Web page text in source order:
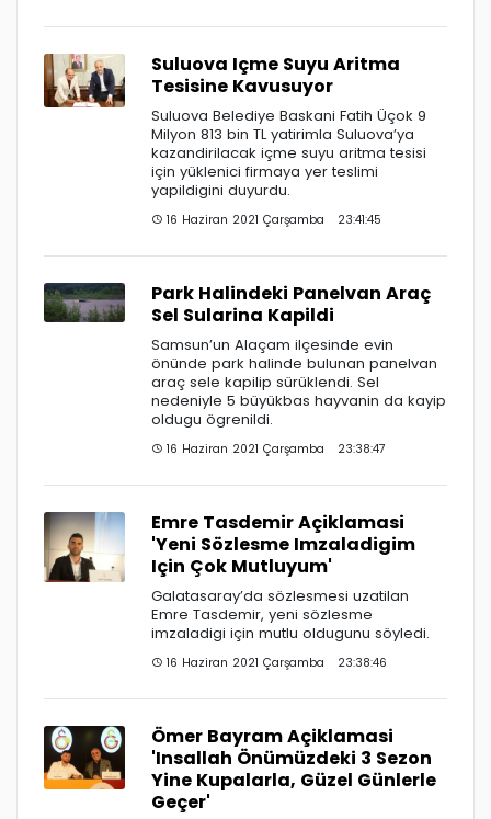
Suluova Içme Suyu Aritma
Tesisine Kavusuyor
Suluova Belediye Baskani Fatih Üçok 9
Milyon 813 bin TL yatirimla Suluova’ya
kazandirilacak içme suyu aritma tesisi
için yüklenici firmaya yer teslimi
yapildigini duyurdu.
16 Haziran 2021 Çarşamba 23:41:45
Park Halindeki Panelvan Araç
Sel Sularina Kapildi
Samsun’un Alaçam ilçesinde evin
önünde park halinde bulunan panelvan
araç sele kapilip sürüklendi. Sel
nedeniyle 5 büyükbas hayvanin da kayip
oldugu ögrenildi.
16 Haziran 2021 Çarşamba 23:38:47
Emre Tasdemir Açiklamasi
'Yeni Sözlesme Imzaladigim
Için Çok Mutluyum'
Galatasaray’da sözlesmesi uzatilan
Emre Tasdemir, yeni sözlesme
imzaladigi için mutlu oldugunu söyledi.
16 Haziran 2021 Çarşamba 23:38:46
Ömer Bayram Açiklamasi
'Insallah Önümüzdeki 3 Sezon
Yine Kupalarla, Güzel Günlerle
Geçer'